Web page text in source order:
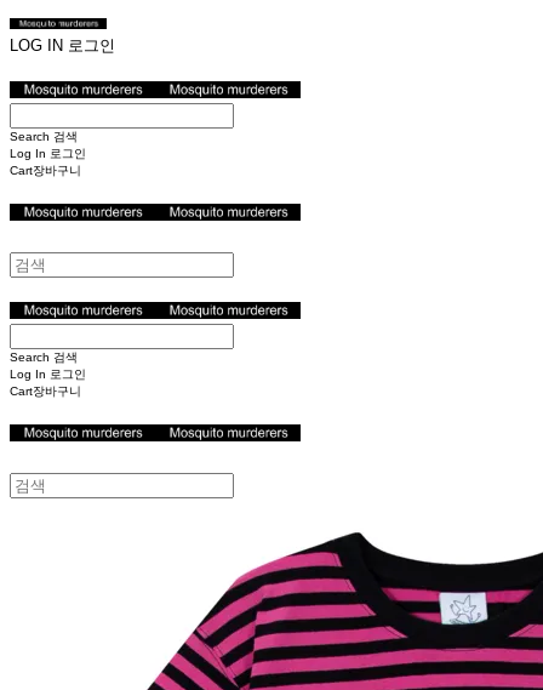
LOG IN 로그인
Search 검색
Log In 로그인
Cart장바구니
Search 검색
Log In 로그인
Cart장바구니